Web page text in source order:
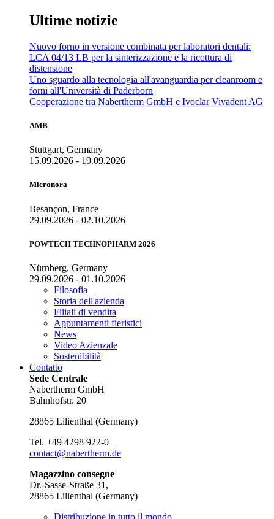
Ultime notizie
Nuovo forno in versione combinata per laboratori dentali:
LCA 04/13 LB per la sinterizzazione e la ricottura di
distensione
Uno sguardo alla tecnologia all'avanguardia per cleanroom e
forni all'Università di Paderborn
Cooperazione tra Nabertherm GmbH e Ivoclar Vivadent AG
AMB
Stuttgart, Germany
15.09.2026 - 19.09.2026
Micronora
Besançon, France
29.09.2026 - 02.10.2026
POWTECH TECHNOPHARM 2026
Nürnberg, Germany
29.09.2026 - 01.10.2026
Filosofia
Storia dell'azienda
Filiali di vendita
Appuntamenti fieristici
News
Video Azienzale
Sostenibilità
Contatto
Sede Centrale
Nabertherm GmbH
Bahnhofstr. 20
28865 Lilienthal (Germany)
Tel. +49 4298 922-0
contact@nabertherm.de
Magazzino consegne
Dr.-Sasse-Straße 31,
28865 Lilienthal (Germany)
Distribuzione in tutto il mondo